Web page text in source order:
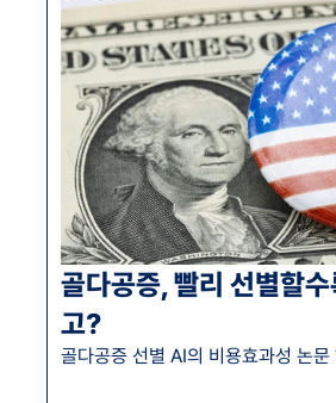
골다공증, 빨리 선별할
고?
골다공증 선별 AI의 비용효과성 논문